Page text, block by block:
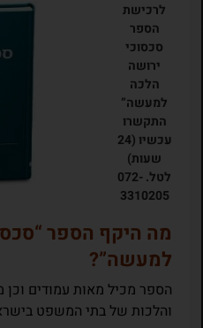
לרכישת
הספר
סכסוכי
ירושה
הלכה
למעשה”
התקשרו
עכשיו (24
שעות)
לטל. 072-
3310205
מה היקף הספר
למעשה”?
הספר מכיל מאות עמודים וכן
והלכות של בתי המשפט